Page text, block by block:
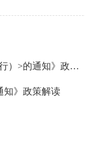
【图解】《福州市鼓楼区人民政府关于废止<关于进一步加强鼓楼区历史文化街区长效管理实施办法（试行）>的通知》政策解读
知》政策解读